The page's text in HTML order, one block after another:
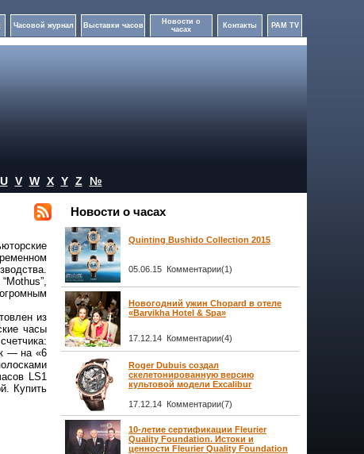
Часовой журнал Выставки часов
Новости о
часах
Контакты PAM TV
U V W X Y Z №
из
часы
— на «6
LS1
Купить
Новости о часах
Quinting Bushido Collection 2015
05.06.15 Комментарии(1)
Новогодний ужин Chopard в отеле
«Barvikha Hotel & Spa»
17.12.14 Комментарии(4)
Roger Dubuis создал
скелетонированную версию
культовой модели Excalibur
17.12.14 Комментарии(7)
10-летие сертификации Fleurier
Quality Foundation. Истоки и
ценности Fleurier Quality Foundation